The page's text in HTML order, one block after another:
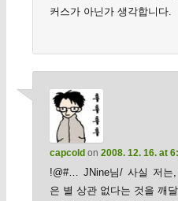
커스가 아닌가 생각합니다.
capcoldon 2008. 12. 16. at
!@#… JNine님/ 사실 저는
은 별 상관 없다는 것을 깨